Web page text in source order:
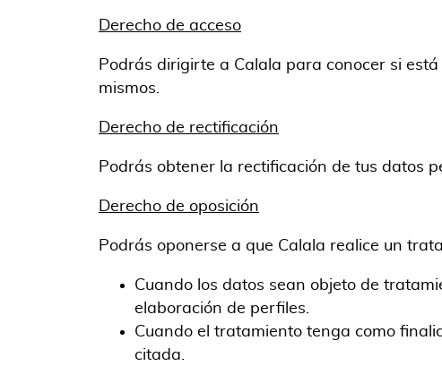
Derecho de acceso
Podrás dirigirte a Calala para conocer si
mismos.
Derecho de rectificación
Podrás obtener la rectificación de tus datos
Derecho de oposición
Podrás oponerse a que Calala realice un
Cuando los datos sean objeto de
elaboración de perfiles.
Cuando el tratamiento tenga como
citada.